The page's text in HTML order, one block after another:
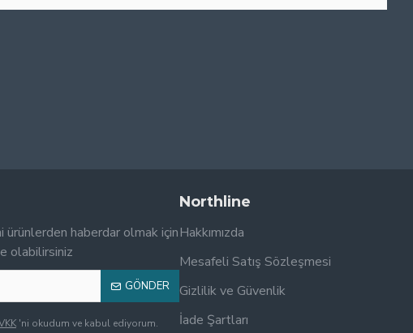
ürünlerden haberdar olmak için
olabilirsiniz
GÖNDER
'ni okudum ve kabul ediyorum.
Northline
Hakkımızda
Mesafeli Satış Sözleşmesi
Gizlilik ve Güvenlik
İade Şartları